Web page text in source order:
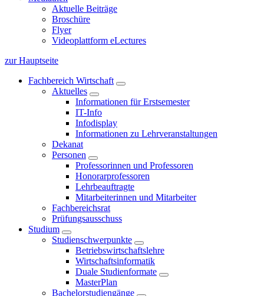
Aktuelle Beiträge
Broschüre
Flyer
Videoplattform eLectures
zur Hauptseite
Fachbereich Wirtschaft
Aktuelles
Informationen für Erstsemester
IT-Info
Infodisplay
Informationen zu Lehrveranstaltungen
Dekanat
Personen
Professorinnen und Professoren
Honorarprofessoren
Lehrbeauftragte
Mitarbeiterinnen und Mitarbeiter
Fachbereichsrat
Prüfungsausschuss
Studium
Studienschwerpunkte
Betriebswirtschaftslehre
Wirtschaftsinformatik
Duale Studienformate
MasterPlan
Bachelorstudiengänge